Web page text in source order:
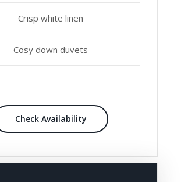
Crisp white linen
Cosy down duvets
Check Availability